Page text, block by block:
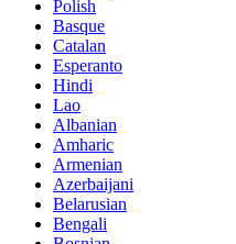
Polish
Basque
Catalan
Esperanto
Hindi
Lao
Albanian
Amharic
Armenian
Azerbaijani
Belarusian
Bengali